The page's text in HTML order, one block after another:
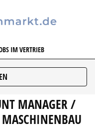
IM VERTRIEB
MANAGER /
(